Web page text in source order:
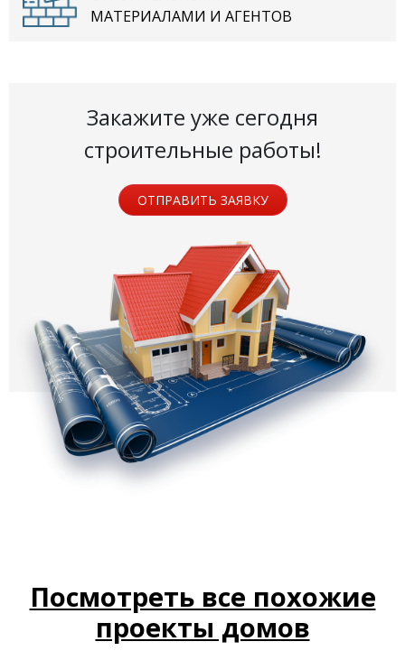
МАТЕРИАЛАМИ И АГЕНТОВ
Закажите уже сегодня
строительные работы!
ОТПРАВИТЬ ЗАЯВКУ
Посмотреть все похожие
проекты домов